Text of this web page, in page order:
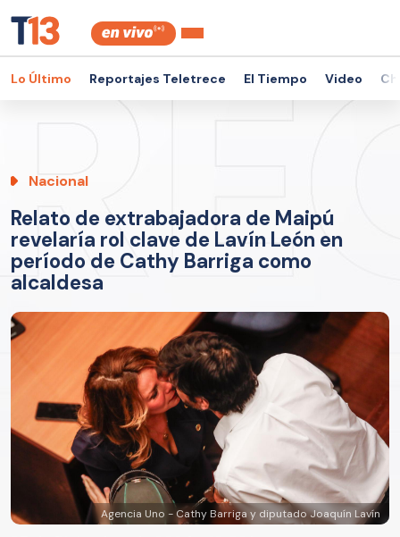
Lo Último Reportajes Teletrece El Tiempo Video
Nacional
Relato de extrabajadora de Maipú
revelaría rol clave de Lavín León en
período de Cathy Barriga como
alcaldesa
Agencia Uno - Cathy Barriga y diputado Joaquín Lavín